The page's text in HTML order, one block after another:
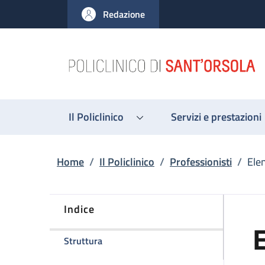
al contenuto principale
to footer content
Redazione
Il Policlinico Servizi e prestazioni
Briciole di pane
Home / Il Policlinico / Professionisti /
Indice
Strutturadella pagina Elena Zardi